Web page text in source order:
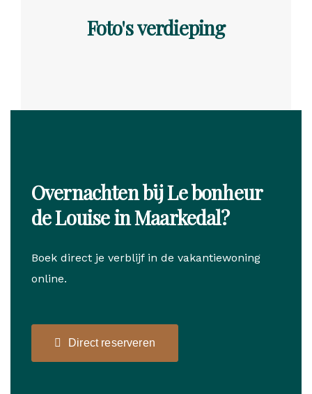
Foto'sverdieping
Overnachten bij Le bonheur
de Louise in Maarkedal?
Boek direct je verblijf in de vakantiewoning
online.
Direct reserveren